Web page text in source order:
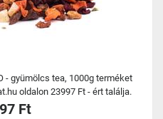
- gyümölcs tea, 1000g terméket
oldalon 23997 Ft - ért találja.
Ft